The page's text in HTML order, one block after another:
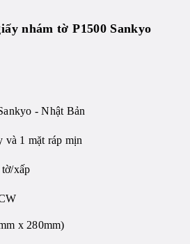
nhám tờ P1500 Sankyo
- Nhật Bản
và 1 mặt ráp mịn
xấp
x 280mm)